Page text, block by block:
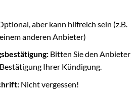
aber kann hilfreich sein (z.B.
anderen Anbieter)
Bitten Sie den Anbieter
Ihrer Kündigung.
Nicht vergessen!